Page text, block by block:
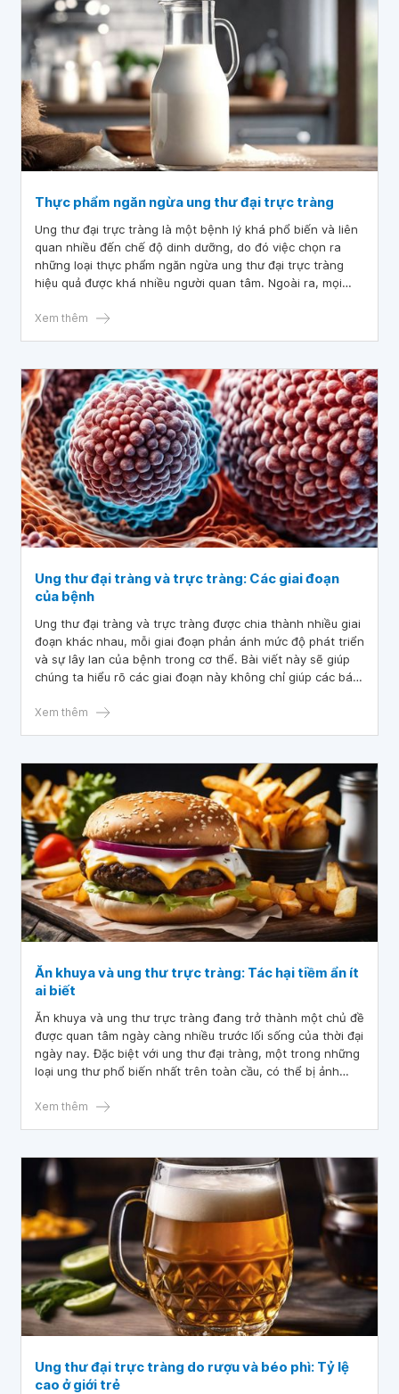
Thực phẩm ngăn ngừa ung thư đại trực tràng
Ung thư đại trực tràng là một bệnh lý khá phổ biến và liên
quan nhiều đến chế độ dinh dưỡng, do đó việc chọn ra
những loại thực phẩm ngăn ngừa ung thư đại trực tràng
hiệu quả được khá nhiều người quan tâm. Ngoài ra, mọi
nguy cơ mắc bệnh. Hãy cùng theo dõi bài viết dưới đây để
Xem thêm
Ung thư đại tràng và trực tràng: Các giai đoạn
của bệnh
Ung thư đại tràng và trực tràng được chia thành nhiều giai
đoạn khác nhau, mỗi giai đoạn phản ánh mức độ phát triển
và sự lây lan của bệnh trong cơ thể. Bài viết này sẽ giúp
chúng ta hiểu rõ các giai đoạn này không chỉ giúp các bác
cung cấp thông tin quan trọng về triển vọng sức khỏe của
Xem thêm
Ăn khuya và ung thư trực tràng: Tác hại tiềm ẩn ít
ai biết
Ăn khuya và ung thư trực tràng đang trở thành một chủ đề
được quan tâm ngày càng nhiều trước lối sống của thời đại
ngày nay. Đặc biệt với ung thư đại tràng, một trong những
loại ung thư phổ biến nhất trên toàn cầu, có thể bị ảnh
một trong số đó.
Xem thêm
Ung thư đại trực tràng do rượu và béo phì: Tỷ lệ
cao ở giới trẻ